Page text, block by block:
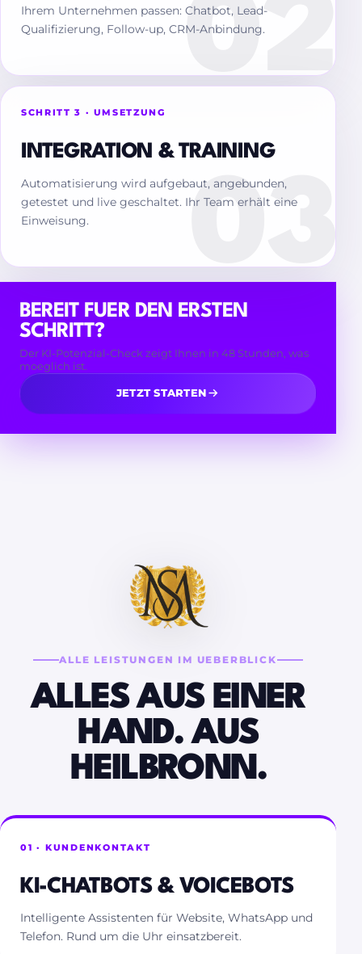
Ihrem Unternehmen passen: Chatbot, Lead-
Qualifizierung, Follow-up, CRM-Anbindung.
SCHRITT 3 · UMSETZUNG
INTEGRATION & TRAINING
Automatisierung wird aufgebaut, angebunden,
getestet und live geschaltet. Ihr Team erhält eine
Einweisung.
BEREIT FUER DEN ERSTEN
SCHRITT?
Der KI-Potenzial-Check zeigt Ihnen in 48 Stunden, was
moeglich ist.
JETZT STARTEN
ALLE LEISTUNGEN IM UEBERBLICK
ALLES AUS EINER
HAND. AUS
HEILBRONN.
01 · KUNDENKONTAKT
KI-CHATBOTS & VOICEBOTS
Intelligente Assistenten für Website, WhatsApp und
Telefon. Rund um die Uhr einsatzbereit.